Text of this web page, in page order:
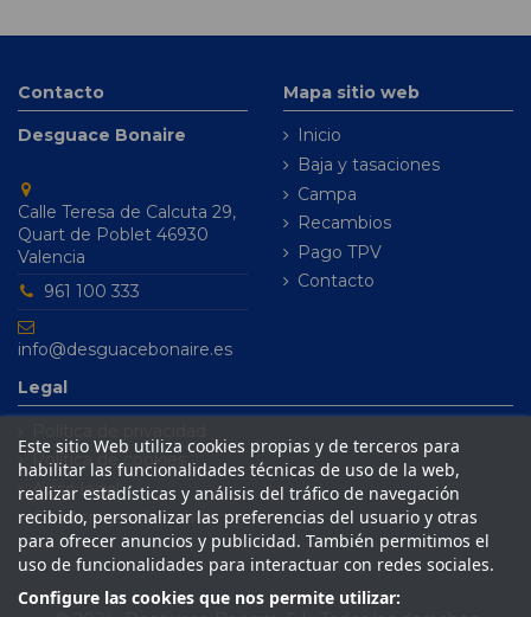
Contacto
Desguace Bonaire
Calle Teresa de Calcuta 29,
Quart de Poblet 46930
Valencia
961 100 333
info@desguacebonaire.es
Mapa sitio web
Inicio
Baja y tasaciones
Campa
Recambios
Pago TPV
Contacto
Legal
Política de cookies
Aviso legal
Condiciones de venta
Este sitio Web utiliza cookies propias y de terceros para
habilitar las funcionalidades técnicas de uso de la web,
realizar estadísticas y análisis del tráfico de navegación
recibido, personalizar las preferencias del usuario y otras
para ofrecer anuncios y publicidad. También permitimos el
uso de funcionalidades para interactuar con redes sociales.
Configure las cookies que nos permite utilizar: